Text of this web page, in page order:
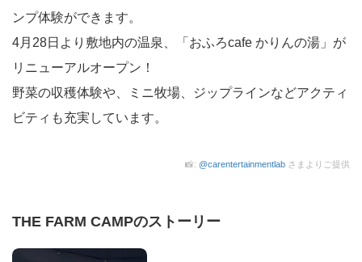
ンプ体験ができます。
4月28日より敷地内の温泉、「おふろcafe かりんの湯」が
リニューアルオープン！
野菜の収穫体験や、ミニ牧場、ジップラインなどアクティ
ビティも充実しています。
📸: @carentertainmentlab さまよりご提供
THE FARM CAMPのストーリー